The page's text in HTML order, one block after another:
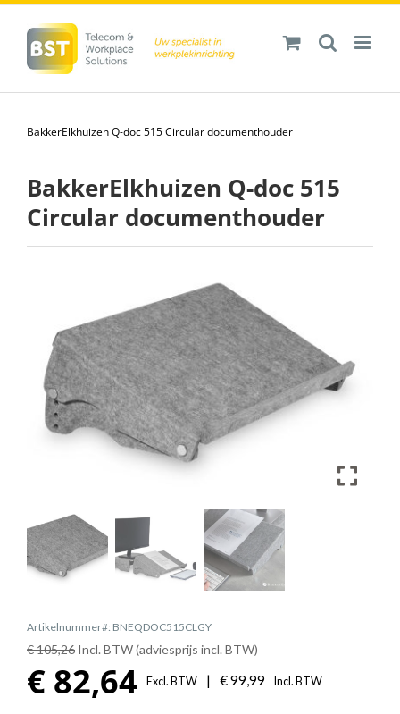
inhoud
BakkerElkhuizen Q-doc 515 Circular documenthouder
BakkerElkhuizen Q-doc 515
Circular documenthouder
Artikelnummer#: BNEQDOC515CLGY
€ 105,26 Incl. BTW (adviesprijs incl. BTW)
€ 82,64 Excl. BTW | €99,99 Incl. BTW